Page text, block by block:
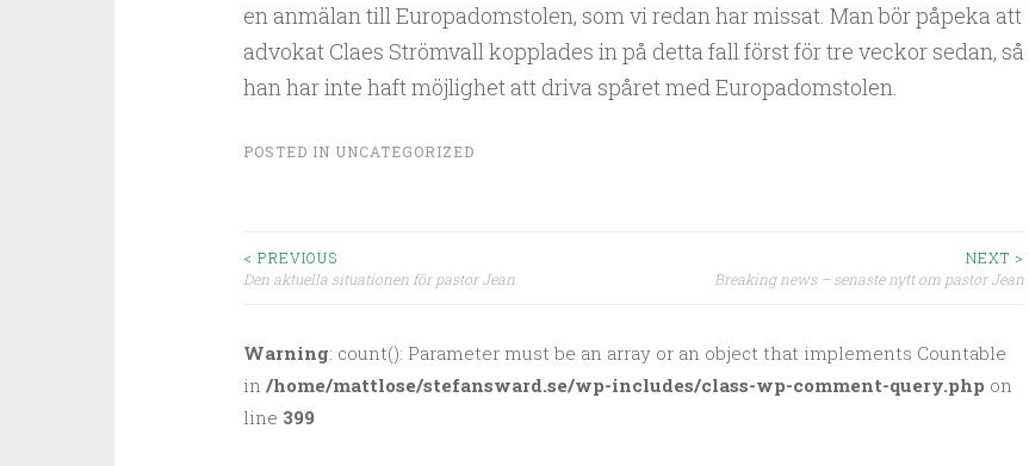
en anmälan till Europadomstolen, som vi redan har missat. Man bör påpeka att
advokat Claes Strömvall kopplades in på detta fall först för tre veckor sedan, så
han har inte haft möjlighet att driva spåret med Europadomstolen.
POSTED IN UNCATEGORIZED
< PREVIOUS
Den aktuella situationen för pastor Jean
NEXT >
Breaking news – senaste nytt om pastor Jean
Warning: count(): Parameter must be an array or an object that implements Countable
in /home/mattlose/stefansward.se/wp-includes/class-wp-comment-query.php on
line 399